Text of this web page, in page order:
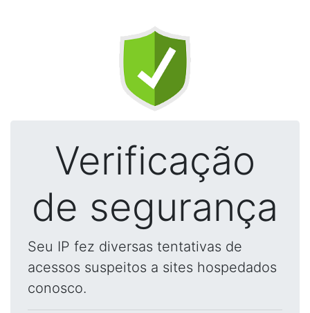
Verificação
de segurança
Seu IP fez diversas tentativas de
acessos suspeitos a sites hospedados
conosco.